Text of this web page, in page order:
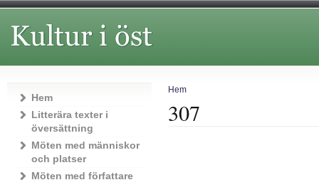
Hem
307
Hem
Litterära texter i
översättning
Möten med människor
och platser
Möten med författare